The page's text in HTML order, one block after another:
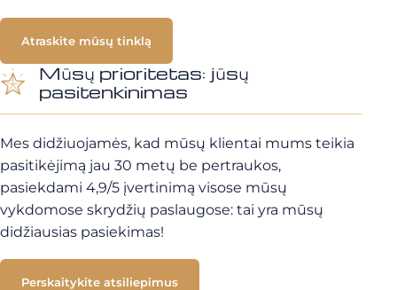
Atraskite mūsų tinklą
Mūsų prioritetas: jūsų
pasitenkinimas
Mes didžiuojamės, kad mūsų klientai mums teikia
pasitikėjimą jau 30 metų be pertraukos,
pasiekdami 4,9/5 įvertinimą visose mūsų
vykdomose skrydžių paslaugose: tai yra mūsų
didžiausias pasiekimas!
Perskaitykite atsiliepimus